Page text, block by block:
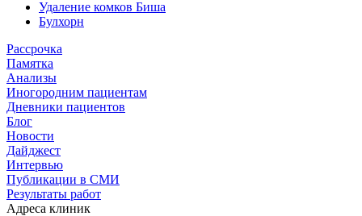
Удаление комков Биша
Булхорн
Рассрочка
Памятка
Анализы
Иногородним пациентам
Дневники пациентов
Блог
Новости
Дайджест
Интервью
Публикации в СМИ
Результаты работ
Адреса клиник